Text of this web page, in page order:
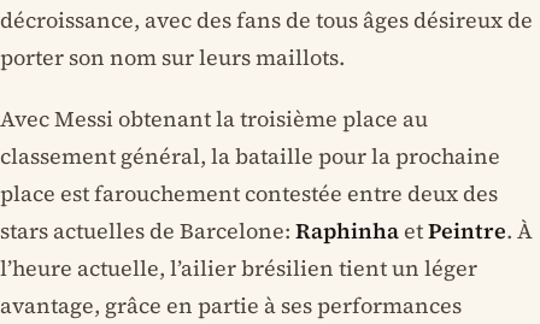
décroissance, avec des fans de tous âges désireux de
porter son nom sur leurs maillots.
Avec Messi obtenant la troisième place au
classement général, la bataille pour la prochaine
place est farouchement contestée entre deux des
stars actuelles de Barcelone: Raphinha etPeintre. À
l’heure actuelle, l’ailier brésilien tient un léger
avantage, grâce en partie à ses performances